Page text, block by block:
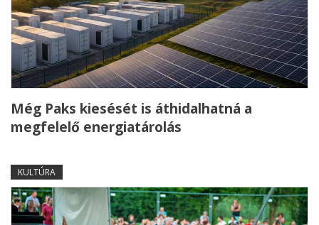
Még Paks kiesését is áthidalhatná a
megfelelő energiatárolás
KULTÚRA